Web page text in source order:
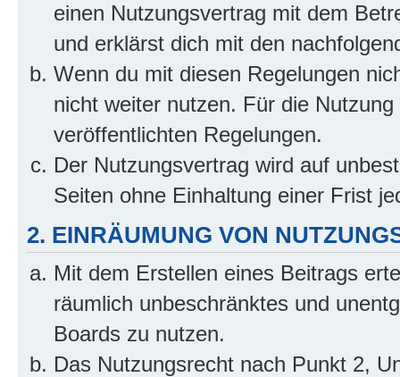
einen Nutzungsvertrag mit dem
und erklärst dich mit den
Wenn du mit diesen Regelungen
nicht weiter nutzen. Für die
veröffentlichten Regelungen.
Der Nutzungsvertrag wird auf
Seiten ohne Einhaltung einer Frist
2. EINRÄUMUNG VON
Mit dem Erstellen eines Beitrags
räumlich unbeschränktes und
Boards zu nutzen.
Das Nutzungsrecht nach Punkt 2,